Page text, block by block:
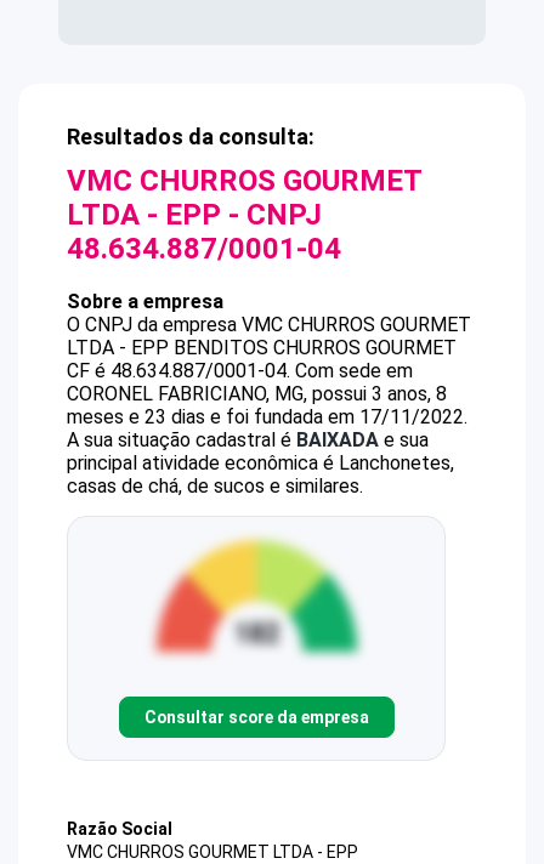
Resultados da consulta:
VMC CHURROS GOURMET
LTDA - EPP - CNPJ
48.634.887/0001-04
Sobre a empresa
O CNPJ da empresa VMC CHURROS GOURMET
LTDA - EPP BENDITOS CHURROS GOURMET
CF é 48.634.887/0001-04. Com sede em
CORONEL FABRICIANO, MG, possui 3 anos, 8
meses e 23 dias e foi fundada em 17/11/2022.
A sua situação cadastral é BAIXADA e sua
principal atividade econômica é Lanchonetes,
casas de chá, de sucos e similares.
Consultar score da empresa
Razão Social
VMC CHURROS GOURMET LTDA - EPP